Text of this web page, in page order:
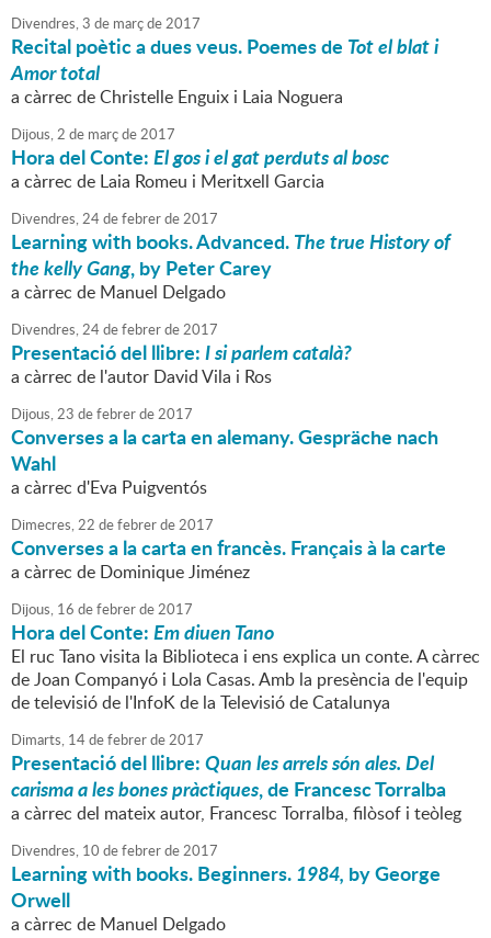
Divendres,3 de marçde2017
Recital poètic a dues veus. Poemes de Tot el blat i
Amor total
a càrrec de Christelle Enguix i Laia Noguera
Dijous,2 de marçde2017
Hora del Conte:El gos i el gat perduts al bosc
a càrrec de Laia Romeu i Meritxell Garcia
Divendres,24defebrerde2017
Learning with books. Advanced.The true History of
the kelly Gang, by Peter Carey
a càrrec de Manuel Delgado
Divendres,24defebrerde2017
Presentació del llibre:I si parlem català?
a càrrec de l'autor David Vila i Ros
Dijous,23 defebrerde2017
Converses a la carta en alemany. Gespräche nach
Wahl
a càrrec d'Eva Puigventós
Dimecres,22 defebrerde2017
Converses a la carta en francès. Français à la carte
a càrrec de Dominique Jiménez
Dijous, 16 defebrerde2017
Hora del Conte:Em diuen Tano
El ruc Tano visita la Biblioteca i ens explica un conte. A càrrec
de Joan Companyó i Lola Casas. Amb la presència de l'equip
de televisió de l'InfoK de la Televisió de Catalunya
Dimarts, 14defebrerde2017
Presentació del llibre:Quan les arrels són ales. Del
carisma a les bones pràctiques, de Francesc Torralba
a càrrec del mateix autor, Francesc Torralba, filòsof i teòleg
Divendres, 10 defebrerde2017
Learning with books. Beginners.1984, by George
Orwell
a càrrec de Manuel Delgado